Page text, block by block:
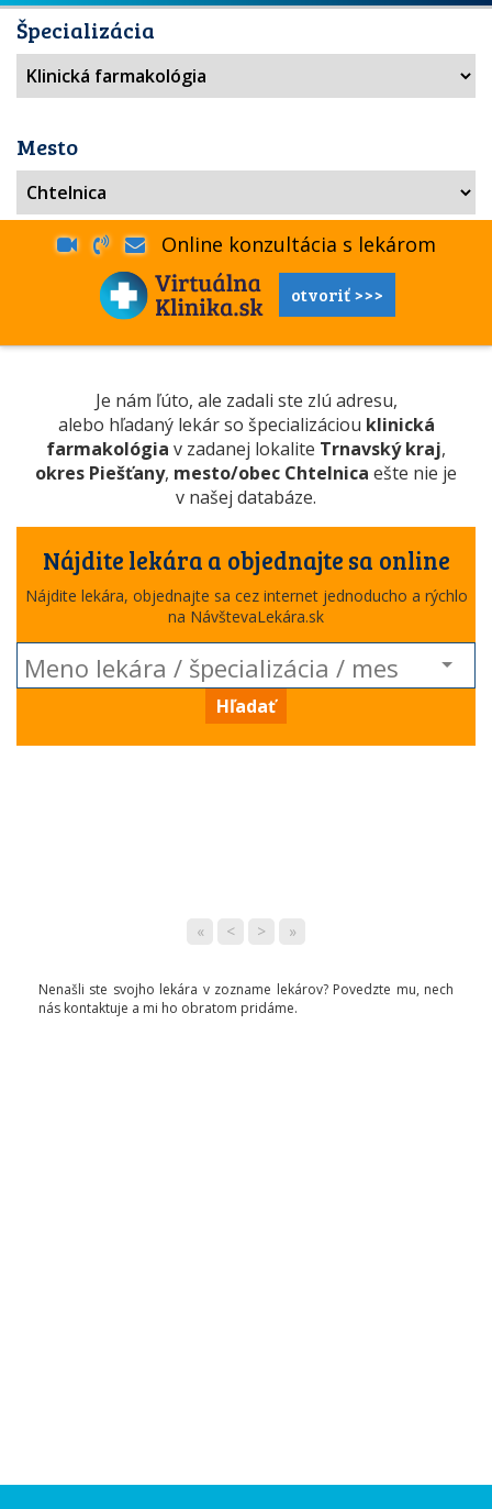
Špecializácia
Mesto
Online konzultácia s lekárom
otvoriť >>>
Je nám ľúto, ale zadali ste zlú adresu,
alebo hľadaný lekár so špecializáciou klinická
farmakológia v zadanej lokalite Trnavský kraj,
okres Piešťany, mesto/obec Chtelnica ešte nie je
v našej databáze.
Nájdite lekára a objednajte sa online
Nájdite lekára, objednajte sa cez internet jednoducho a rýchlo
na NávštevaLekára.sk
Hľadať
« < > »
Nenašli ste svojho lekára v zozname lekárov? Povedzte mu, nech
nás kontaktuje a mi ho obratom pridáme.